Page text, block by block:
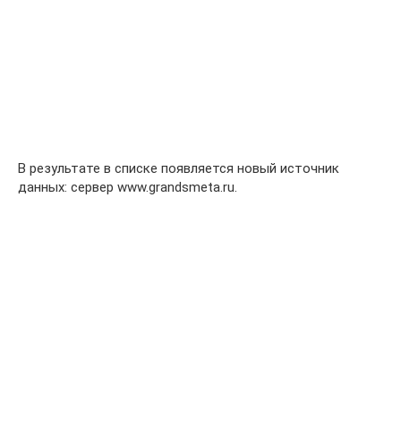
В результате в списке появляется новый источник
данных: сервер www.grandsmeta.ru.